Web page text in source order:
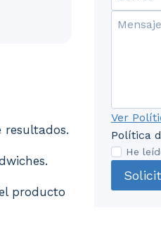
resultados.
producto
Ver
Política
He